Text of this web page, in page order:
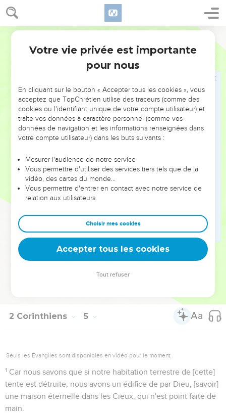
2 Corinthiens 4
manifestée en notre chair mortelle.
12 De sorte que la mort se déploie en nous, mais la vie en
vous.
Or ayant un même esprit de foi, selon qu'il est écrit : j'ai
cru, c'est pourquoi j'ai parlé ; nous croyons aussi, et c'est
aussi pourquoi nous parlons.
Sachant que celui qui a ressuscité le Seigneur Jésus, nous
ressuscitera aussi par Jésus, et nous fera comparaître en sa
présence avec vous.
Car toutes choses sont pour vous, afin que cette grande
grâce abonde à la gloire de Dieu, par le remerciement de
Vivre par la foi
C'est pourquoi nous ne nous relâchons point ; mais
quoique notre homme extérieur déchée, toutefois l'intérieur
est renouvelé de jour en jour.
Car notre légère affliction, qui ne fait que passer, produit
en nous un poids éternel d'une gloire souverainement
excellente :
Quand nous ne regardons point aux choses visibles, mais
2 Corinthiens 5
Seuls les Évangiles sont disponibles en vidéo pour le moment.
1 Car nous savons que si notre habitation terrestre de [cette]
tente est détruite, nous avons un édifice de par Dieu, [savoir]
une maison éternelle dans les Cieux, qui n'est point faite de
main.
Votre vie privée est importante
pour nous
En cliquant sur le bouton « Accepter tous les cookies », vous
acceptez que TopChrétien utilise des traceurs (comme des
cookies ou l'identifiant unique de votre compte utilisateur) et
traite vos données à caractère personnel (comme vos
données de navigation et les informations renseignées dans
votre compte utilisateur) dans les buts suivants :
Mesurer l'audience de notre service
Vous permettre d'utiliser des services tiers tels que de la
vidéo, des cartes du monde…
Vous permettre d'entrer en contact avec notre service de
relation aux utilisateurs.
Choisir mes cookies
Accepter tous les cookies
Tout refuser